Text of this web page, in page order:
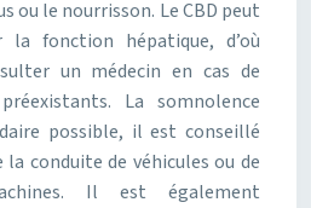
le nourrisson. Le CBD peut
fonction hépatique, d’où
un médecin en cas de
La somnolence
possible, il est conseillé
conduite de véhicules ou de
Il est également